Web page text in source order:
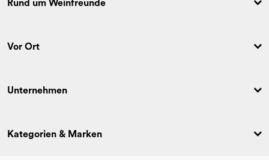
Rund um Weinfreunde
Vor Ort
Unternehmen
Kategorien & Marken